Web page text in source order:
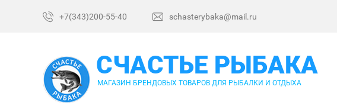
+7(343)200-55-40 schasterybaka@mail.ru
СЧАСТЬЕ РЫБАКА
МАГАЗИН БРЕНДОВЫХ ТОВАРОВ ДЛЯ РЫБАЛКИ И ОТДЫХА